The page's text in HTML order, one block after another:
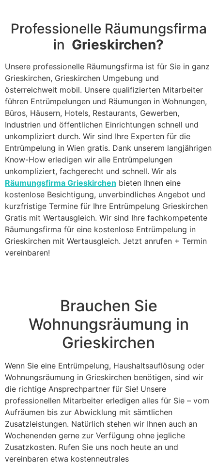
Professionelle Räumungsfirma
in Grieskirchen?
Unsere professionelle Räumungsfirma ist für Sie in ganz
Grieskirchen, Grieskirchen Umgebung und
österreichweit mobil. Unsere qualifizierten Mitarbeiter
führen Entrümpelungen und Räumungen in Wohnungen,
Büros, Häusern, Hotels, Restaurants, Gewerben,
Industrien und öffentlichen Einrichtungen schnell und
unkompliziert durch. Wir sind Ihre Experten für die
Entrümpelung in Wien gratis. Dank unserem langjährigen
Know-How erledigen wir alle Entrümpelungen
unkompliziert, fachgerecht und schnell. Wir als
Räumungsfirma Grieskirchen bieten Ihnen eine
kostenlose Besichtigung, unverbindliches Angebot und
kurzfristige Termine für Ihre Entrümpelung Grieskirchen
Gratis mit Wertausgleich. Wir sind Ihre fachkompetente
Räumungsfirma für eine kostenlose Entrümpelung in
Grieskirchen mit Wertausgleich. Jetzt anrufen + Termin
vereinbaren!
Brauchen Sie
Wohnungsräumung in
Grieskirchen
Wenn Sie eine Entrümpelung, Haushaltsauflösung oder
Wohnungsräumung in Grieskirchen benötigen, sind wir
die richtige Ansprechpartner für Sie! Unsere
professionellen Mitarbeiter erledigen alles für Sie – vom
Aufräumen bis zur Abwicklung mit sämtlichen
Zusatzleistungen. Natürlich stehen wir Ihnen auch an
Wochenenden gerne zur Verfügung ohne jegliche
Zusatzkosten. Rufen Sie uns noch heute an und
vereinbaren etwa kostenneutrales